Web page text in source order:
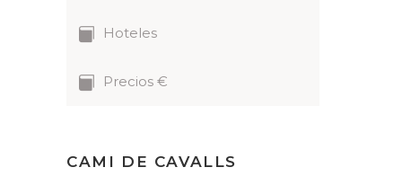
Hoteles
Precios €
CAMI DE CAVALLS